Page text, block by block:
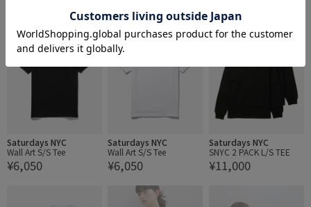
Saturdays NYC
Wall Art S/S Tee
¥6,050
Saturdays NYC
Wall Art S/S Tee
¥6,050
Saturdays NYC
SNYC 2 PACK L/S TEE
¥11,000